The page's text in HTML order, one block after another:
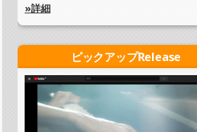
»詳細
ピックアップRelease